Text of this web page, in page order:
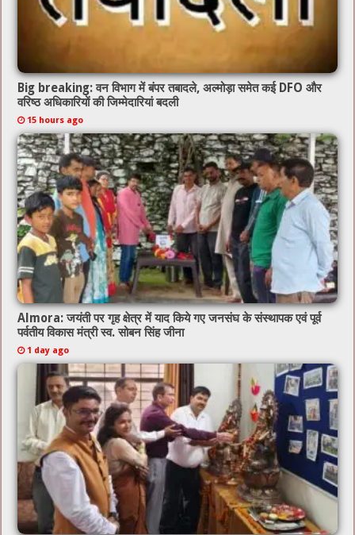
Big breaking: वन विभाग में बंपर तबादले, अल्मोड़ा समेत कई DFO और
वरिष्ठ अधिकारियों की जिम्मेदारियां बदली
15 hours ago
Almora: जयंती पर गृह क्षेत्र में याद किये गए जनसंघ के संस्थापक एवं पूर्व
पर्वतीय विकास मंत्री स्व. सोबन सिंह जीना
1 day ago